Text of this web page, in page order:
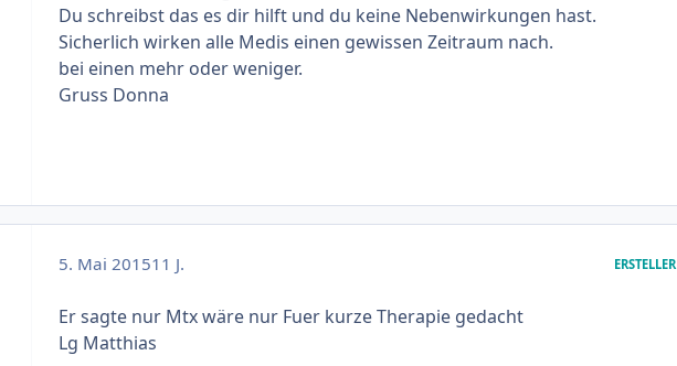
Du schreibst das es dir hilft und du keine Nebenwirkungen hast.
Sicherlich wirken alle Medis einen gewissen Zeitraum nach.
bei einen mehr oder weniger.
Gruss Donna
5. Mai 201511 J. ERSTELLER
Er sagte nur Mtx wäre nur Fuer kurze Therapie gedacht
Lg Matthias